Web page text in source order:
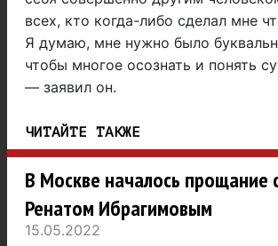
всех, кто когда-либо сделал мне
Я думаю, мне нужно было
чтобы многое осознать и понять
— заявил он.
ЧИТАЙТЕ ТАКЖЕ
В Москве началось прощание
Ренатом Ибрагимовым
15.05.2022